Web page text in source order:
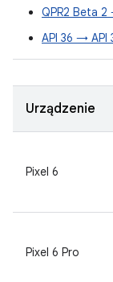
QPR2 Beta 2
API 36 → API
Urządzenie
Pixel 6
Pixel 6 Pro